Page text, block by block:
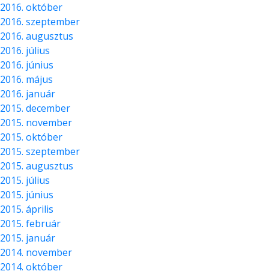
2016. október
2016. szeptember
2016. augusztus
2016. július
2016. június
2016. május
2016. január
2015. december
2015. november
2015. október
2015. szeptember
2015. augusztus
2015. július
2015. június
2015. április
2015. február
2015. január
2014. november
2014. október